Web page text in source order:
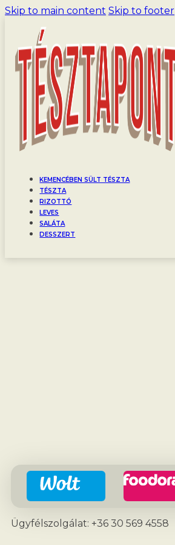
Skip to main content Skip to footer
KEMENCÉBEN SÜLT TÉSZTA
TÉSZTA
RIZOTTÓ
LEVES
SALÁTA
DESSZERT
Ügyfélszolgálat: +36 30 569 4558